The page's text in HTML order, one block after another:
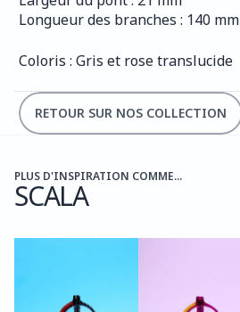
Longueur des branches : 140 mm
Coloris : Gris et rose translucide
RETOUR SUR NOS COLLECTION
PLUS D'INSPIRATION COMME...
SCALA